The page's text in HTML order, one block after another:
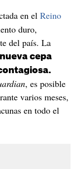
en el Reino
duro,
del país. La
nueva cepa
, es posible
varios meses,
en todo el